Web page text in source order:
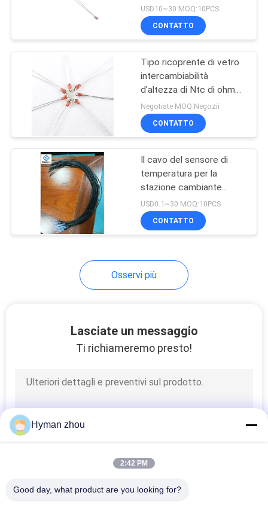
DEL
SITO
PRIVACY
POLICY
Micro sensore di
temperatura
10
Sensore di
temperatura infilato
Tipo ad alta
temperatura
Termistore a resina
epossidica
22
termistore 10k CCS del
nTC
USD10~30 MOQ:10PCS
CONTATTO
Tipo ricoprente di vetro
intercambiabilità
d'altezza di Ntc di ohm
del termistore 3780k
Negotiate MOQ:Negozii
CONTATTO
Il cavo del sensore di
temperatura per la
stazione cambiante
sopra Tem protegge
USD0.1~30 MOQ:10PCS
CONTATTO
Osservi più
Lasciate un messaggio
Ti richiameremo presto!
Hyman zhou
2:42 PM
Good day, what product are you looking for?